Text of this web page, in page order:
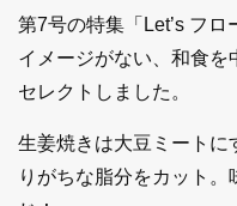
第7号の特集「Let’s フ
イメージがない、和食を
セレクトしました。
生姜焼きは大豆ミートに
りがちな脂分をカット